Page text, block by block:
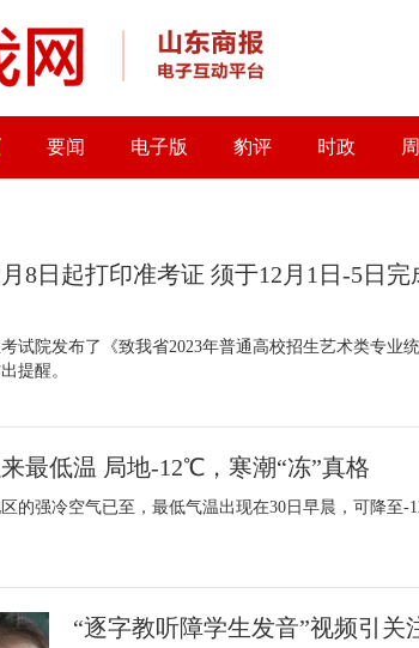
要闻 电子版 豹评 时政
8日起打印准考证 须于12月1日-5日
试院发布了《致我省2023年普通高校招生艺术类专业
提醒。
最低温 局地-12℃，寒潮“冻”真格
的强冷空气已至，最低气温出现在30日早晨，可降至
“逐字教听障学生发音”视频引关